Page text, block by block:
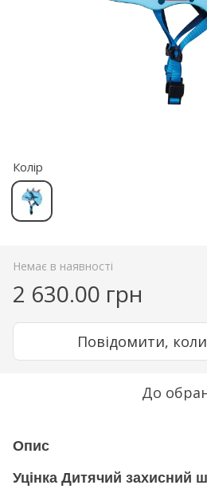
Колір
Немає в наявності
2 630.00 грн
Повідомити,
До
Опис
Уцінка Дитячий захисний